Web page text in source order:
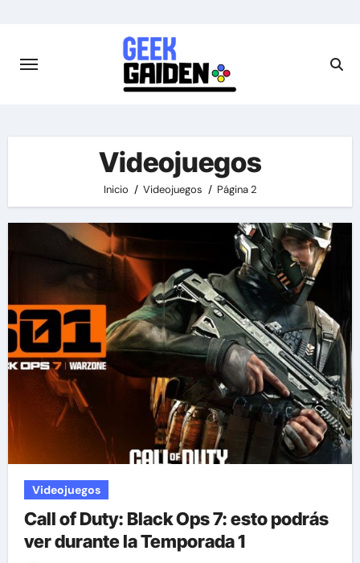
contenido
Videojuegos
Inicio Videojuegos Página 2
Videojuegos
Call of Duty: Black Ops 7: esto podrás
ver durante la Temporada 1